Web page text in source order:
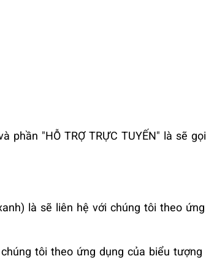
phần "HỖ TRỢ TRỰC TUYẾN" là sẽ gọi
là sẽ liên hệ với chúng tôi theo ứng
tôi theo ứng dụng của biểu tượng